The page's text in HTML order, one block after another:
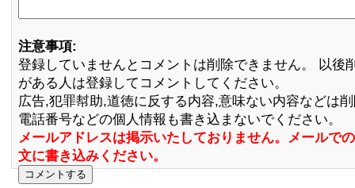
注意事項:
登録していませんとコメントは削除できません。 以後
がある人は登録してコメントしてください。
広告,犯罪幇助,道徳に反する内容,意味ない内容などは
電話番号などの個人情報も書き込まないでください。
メールアドレスは掲示いたしておりません。メールで
文に書き込みください。